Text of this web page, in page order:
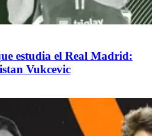
estudia el Real Madrid:
Vukcevic